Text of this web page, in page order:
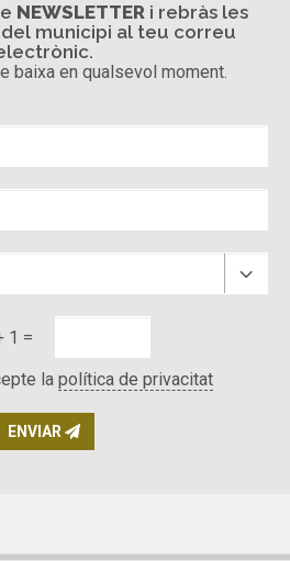
NEWSLETTER i rebràs les
municipi al teu correu
baixa en qualsevol moment.
1 =
la política de privacitat
ENVIAR